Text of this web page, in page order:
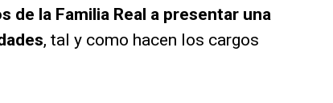
de la Familia Real a presentar una
, tal y como hacen los cargos